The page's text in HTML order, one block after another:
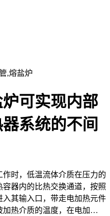
可实现内部
系统的不间
时，低温流体介质在压力的
器内的比热交换通道，按照
其输入口，带走电加热元件
加热介质的温度，在电加…